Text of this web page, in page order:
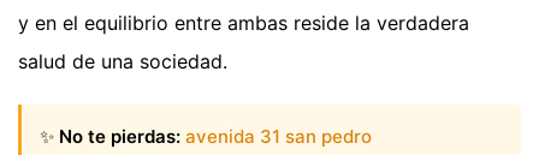
y en el equilibrio entre ambas reside la verdadera
salud de una sociedad.
✨ No te pierdas: avenida 31 san pedro